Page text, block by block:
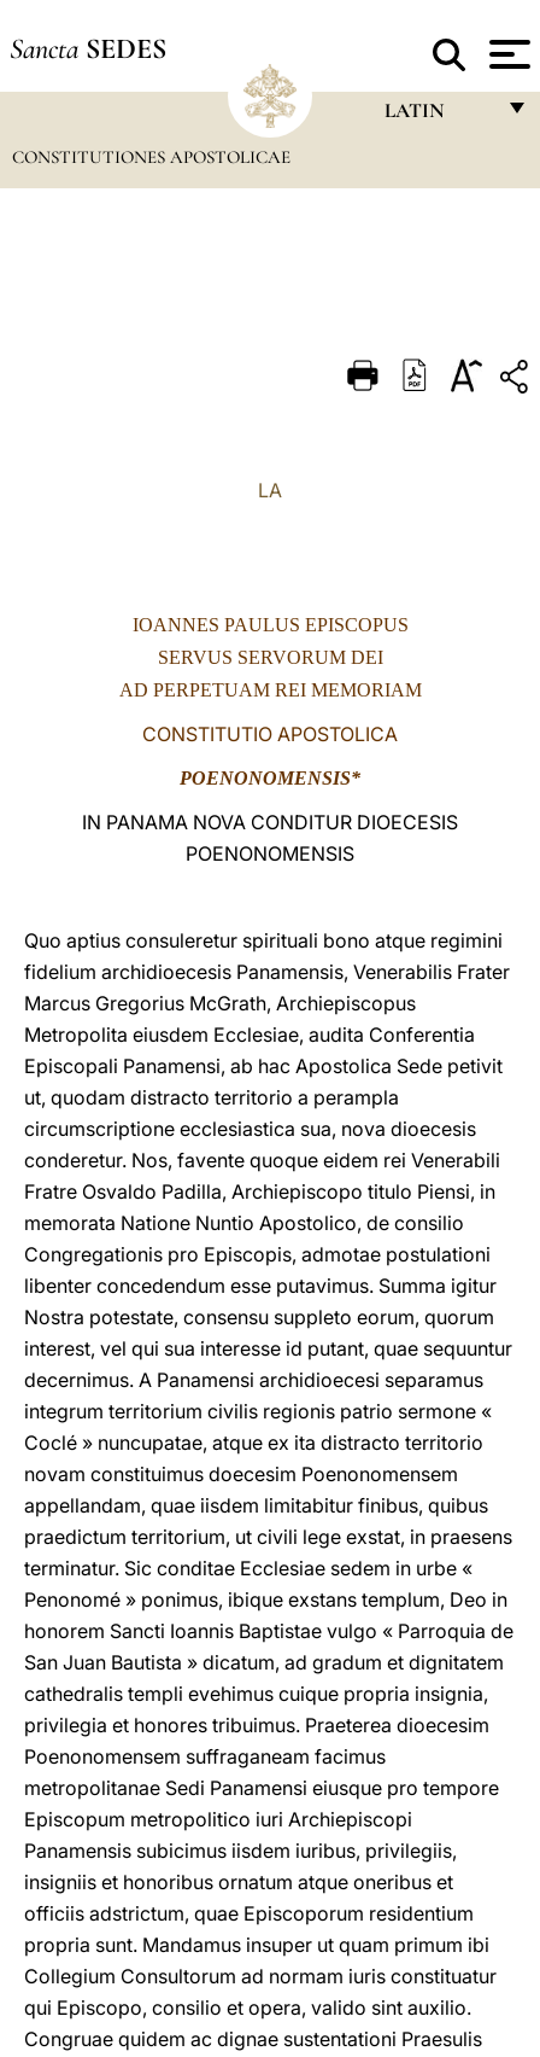
Sancta SEDES
LATIN
DEUTSCH
CONSTITUTIONES APOSTOLICAE
LA
IOANNES PAULUS EPISCOPUS
SERVUS SERVORUM DEI
AD PERPETUAM REI MEMORIAM
CONSTITUTIO APOSTOLICA
POENONOMENSIS*
IN PANAMA NOVA CONDITUR DIOECESIS
POENONOMENSIS
Quo aptius consuleretur spirituali bono atque regimini
fidelium archidioecesis Panamensis, Venerabilis Frater
Marcus Gregorius McGrath, Archiepiscopus
Metropolita eiusdem Ecclesiae, audita Conferentia
Episcopali Panamensi, ab hac Apostolica Sede petivit
ut, quodam distracto territorio a perampla
circumscriptione ecclesiastica sua, nova dioecesis
conderetur. Nos, favente quoque eidem rei Venerabili
Fratre Osvaldo Padilla, Archiepiscopo titulo Piensi, in
memorata Natione Nuntio Apostolico, de consilio
Congregationis pro Episcopis, admotae postulationi
libenter concedendum esse putavimus. Summa igitur
Nostra potestate, consensu suppleto eorum, quorum
interest, vel qui sua interesse id putant, quae sequuntur
decernimus. A Panamensi archidioecesi separamus
integrum territorium civilis regionis patrio sermone «
Coclé » nuncupatae, atque ex ita distracto territorio
novam constituimus doecesim Poenonomensem
appellandam, quae iisdem limitabitur finibus, quibus
praedictum territorium, ut civili lege exstat, in praesens
terminatur. Sic conditae Ecclesiae sedem in urbe «
Penonomé » ponimus, ibique exstans templum, Deo in
honorem Sancti Ioannis Baptistae vulgo « Parroquia de
San Juan Bautista » dicatum, ad gradum et dignitatem
cathedralis templi evehimus cuique propria insignia,
privilegia et honores tribuimus. Praeterea dioecesim
Poenonomensem suffraganeam facimus
metropolitanae Sedi Panamensi eiusque pro tempore
Episcopum metropolitico iuri Archiepiscopi
Panamensis subicimus iisdem iuribus, privilegiis,
insigniis et honoribus ornatum atque oneribus et
officiis adstrictum, quae Episcoporum residentium
propria sunt. Mandamus insuper ut quam primum ibi
Collegium Consultorum ad normam iuris constituatur
qui Episcopo, consilio et opera, valido sint auxilio.
Congruae quidem ac dignae sustentationi Praesulis